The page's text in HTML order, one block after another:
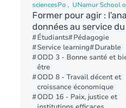
sciencesPo
UNamur School
Former pour agir :
données au service
Étudiants Pédagogie
Service learning
Durable
ODD 3 - Bonne santé et
être
ODD 8 - Travail décent et
croissance économique
ODD 16 - Paix, justice et